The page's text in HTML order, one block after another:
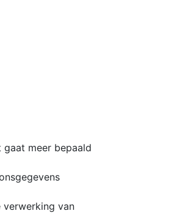
meer bepaald
verwerking van